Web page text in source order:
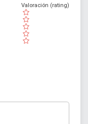
( )
( )
( )
( )
( )
Valoración (rating)